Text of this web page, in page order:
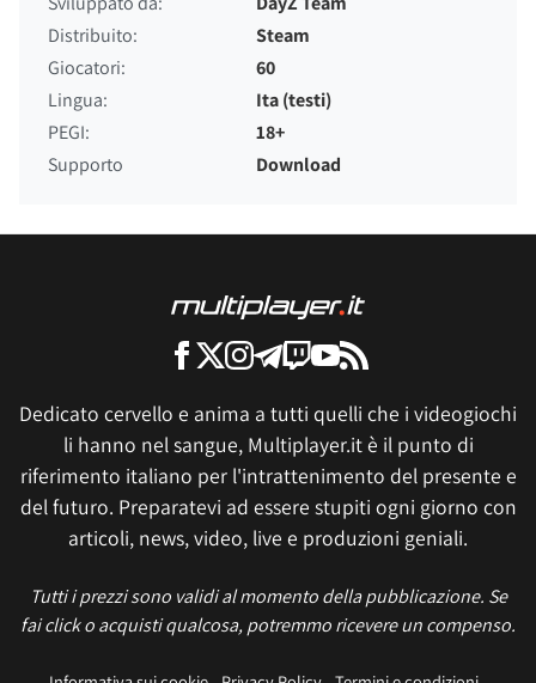
Distribuito:
Steam
Giocatori:
60
Lingua:
Ita (testi)
PEGI:
18+
Supporto
Download
Dedicato cervello e anima a tutti quelli che i videogiochi
li hanno nel sangue, Multiplayer.it è il punto di
riferimento italiano per l'intrattenimento del presente e
del futuro. Preparatevi ad essere stupiti ogni giorno con
articoli, news, video, live e produzioni geniali.
Tutti i prezzi sono validi al momento della pubblicazione. Se
fai click o acquisti qualcosa, potremmo ricevere un compenso.